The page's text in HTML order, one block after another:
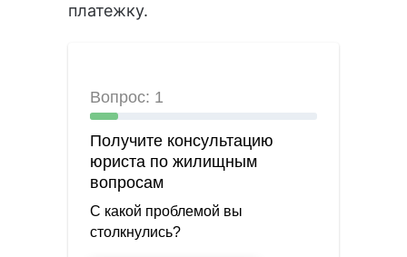
платежку.